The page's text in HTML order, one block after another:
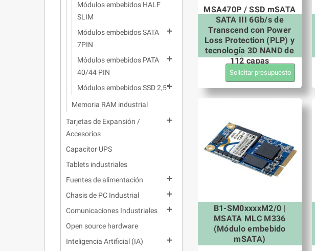
Módulos embebidos HALF
SLIM
Módulos embebidos SATA
7PIN

Módulos embebidos PATA
40/44 PIN

Módulos embebidos SSD 2,5″
Memoria RAM industrial
Tarjetas de Expansión /
Accesorios

Capacitor UPS
Tablets industriales
Fuentes de alimentación

Chasis de PC Industrial

Comunicaciones Industriales

Open source hardware
Inteligencia Artificial (IA)

MSA470P / SSD mSATA
SATA III 6Gb/s de
Transcend con Power
Loss Protection (PLP) y
tecnología 3D NAND de
112 capas
Solicitar presupuesto
B1-SM0xxxxM2/0 |
MSATA MLC M336
(Módulo embebido
mSATA)